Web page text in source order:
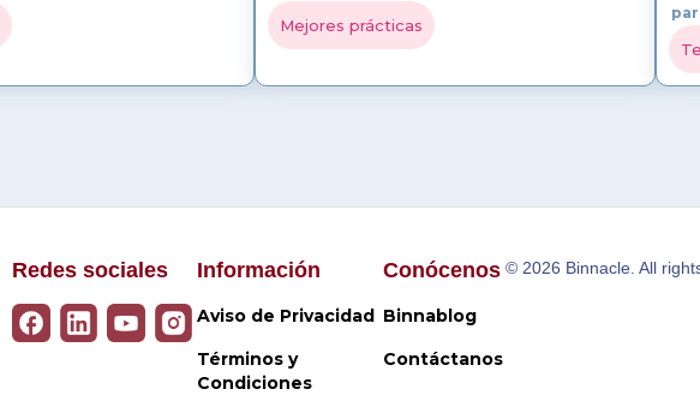
Mejores prácticas
Redes sociales Información
Aviso de Privacidad
Términos y
Condiciones
Conócenos
Binnablog
Contáctanos
© 2026 Binnacle. All